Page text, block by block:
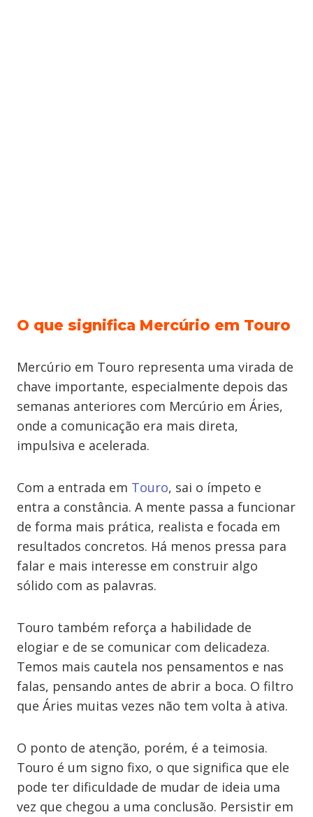
O que significa Mercúrio em Touro
Mercúrio em Touro representa uma virada de
chave importante, especialmente depois das
semanas anteriores com Mercúrio em Áries,
onde a comunicação era mais direta,
impulsiva e acelerada.
Com a entrada em Touro, sai o ímpeto e
entra a constância. A mente passa a funcionar
de forma mais prática, realista e focada em
resultados concretos. Há menos pressa para
falar e mais interesse em construir algo
sólido com as palavras.
Touro também reforça a habilidade de
elogiar e de se comunicar com delicadeza.
Temos mais cautela nos pensamentos e nas
falas, pensando antes de abrir a boca. O filtro
que Áries muitas vezes não tem volta à ativa.
O ponto de atenção, porém, é a teimosia.
Touro é um signo fixo, o que significa que ele
pode ter dificuldade de mudar de ideia uma
vez que chegou a uma conclusão. Persistir em